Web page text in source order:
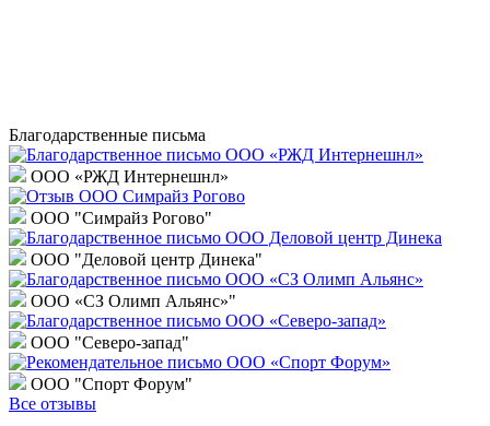
Благодарственные письма
ООО «РЖД Интернешнл»
ООО "Симрайз Рогово"
ООО "Деловой центр Динека"
ООО «СЗ Олимп Альянс»"
ООО "Северо-запад"
ООО "Спорт Форум"
Все отзывы